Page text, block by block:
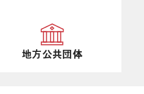
地方公共団体